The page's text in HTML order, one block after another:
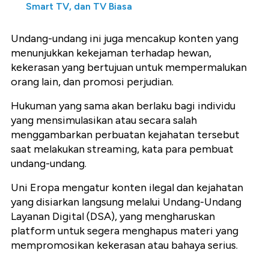
Smart TV, dan TV Biasa
Undang-undang ini juga mencakup konten yang
menunjukkan kekejaman terhadap hewan,
kekerasan yang bertujuan untuk mempermalukan
orang lain, dan promosi perjudian.
Hukuman yang sama akan berlaku bagi individu
yang mensimulasikan atau secara salah
menggambarkan perbuatan kejahatan tersebut
saat melakukan streaming, kata para pembuat
undang-undang.
Uni Eropa mengatur konten ilegal dan kejahatan
yang disiarkan langsung melalui Undang-Undang
Layanan Digital (DSA), yang mengharuskan
platform untuk segera menghapus materi yang
mempromosikan kekerasan atau bahaya serius.